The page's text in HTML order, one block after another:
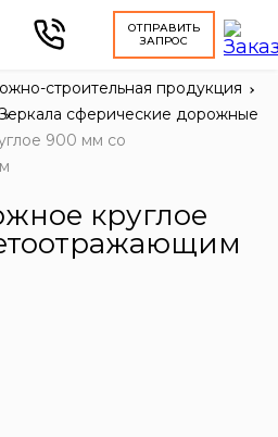
ОТПРАВИТЬ
ЗАПРОС
строительная продукция
сферические дорожные
900 мм со
круглое